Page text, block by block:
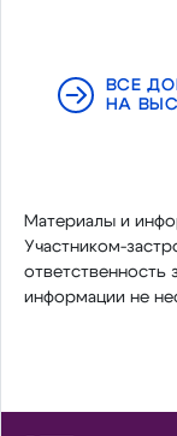
ВСЕ
НА
Материалы и
Участником-
ответственность
информации не